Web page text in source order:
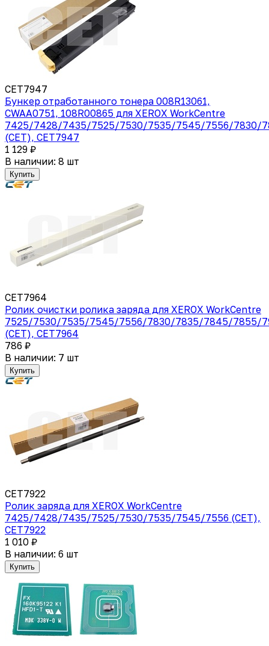
CET7947
Бункер отработанного тонера 008R13061,
CWAA0751, 108R00865 для XEROX WorkCentre
7425/7428/7435/7525/7530/7535/7545/7556/7830/
(CET), CET7947
1 129 ₽
В наличии: 8 шт
Купить
CET7964
Ролик очистки ролика заряда для XEROX WorkCentre
7525/7530/7535/7545/7556/7830/7835/7845/7855/
(CET), CET7964
786 ₽
В наличии: 7 шт
Купить
CET7922
Ролик заряда для XEROX WorkCentre
7425/7428/7435/7525/7530/7535/7545/7556 (CET),
CET7922
1 010 ₽
В наличии: 6 шт
Купить